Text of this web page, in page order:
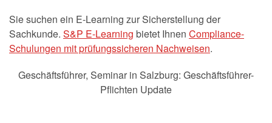
Sie suchen ein E-Learning zur Sicherstellung der
Sachkunde. S&P E-Learning bietet Ihnen Compliance-
Schulungen mit prüfungssicheren Nachweisen.
Geschäftsführer, Seminar in Salzburg: Geschäftsführer-
Pflichten Update